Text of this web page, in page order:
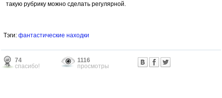
такую рубрику можно сделать регулярной.
Тэги: фантастические находки
74
спасибо!
1116
просмотры